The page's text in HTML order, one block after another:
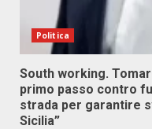
Politica
South working.
primo passo contro
strada per garantire
Sicilia”